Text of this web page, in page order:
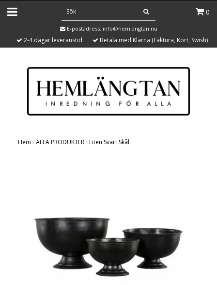
0
E-postadress: info@hemlangtan.nu
2-4 dagar leveranstid Betala med Klarna (Faktura, Kort, Swish)
Hem › ALLA PRODUKTER› Liten Svart Skål